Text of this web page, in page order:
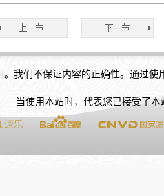
我们不保证内容的正确性。通过
当使用本站时，代表您已接受了本